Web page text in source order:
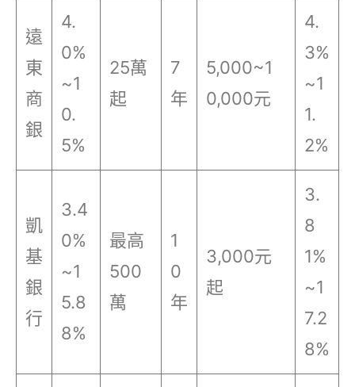
遠
東
商
銀
4.
0%
~1
0.
5%
25萬
起
7
年
5,000~1
0,000元
4.
3%
~1
1.
2%
凱
基
銀
行
3.4
0%
~1
5.8
8%
最高
500
萬
1
0
年
3,000元
起
3.
8
1%
~1
7.2
8%